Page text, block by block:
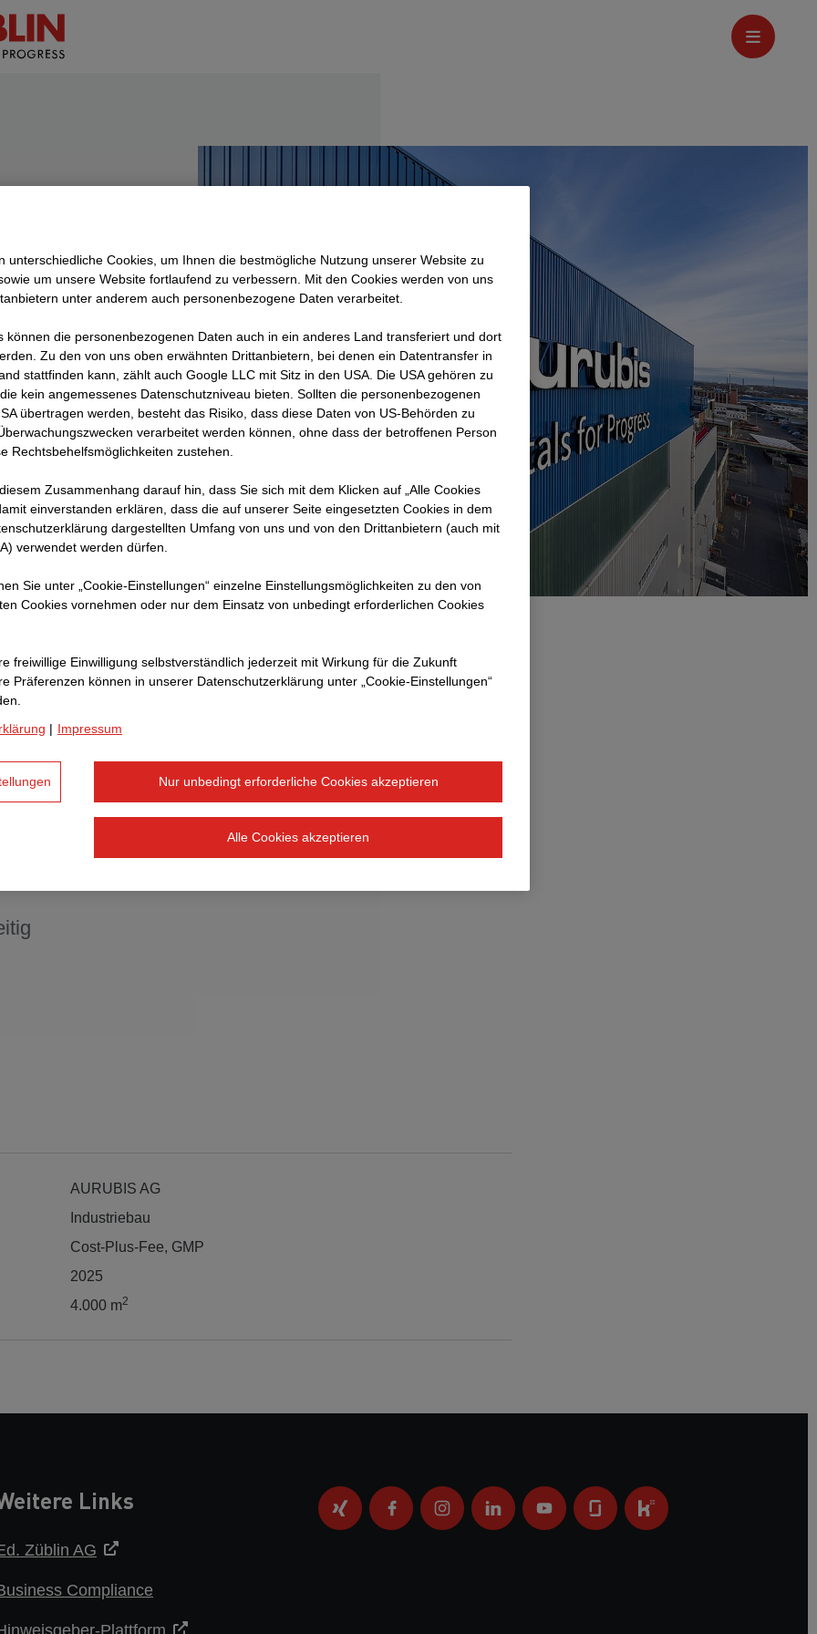
es
AURUBIS AG
Industriebau
Cost-Plus-Fee, GMP
2025
4.000 m2
Links
Züblin AG
Compliance
Plattform
unterschiedliche Cookies, um Ihnen die best­mögliche Nutzung unserer Website zu
um unsere Website fortlaufend zu verbessern. Mit den Cookies werden von uns
unter anderem auch personenbezogene Daten verarbeitet.
können die personenbezogenen Daten auch in ein anderes Land transferiert und dort
Zu den von uns oben erwähnten Drittanbietern, bei denen ein Datentransfer in
stattfinden kann, zählt auch Google LLC mit Sitz in den USA. Die USA gehören zu
kein angemessenes Datenschutzniveau bieten. Sollten die personenbezogenen
übertragen werden, besteht das Risiko, dass diese Daten von US-Behörden zu
verarbeitet werden können, ohne dass der betroffenen Person
Rechtsbehelfsmöglichkeiten zustehen.
Zusammenhang darauf hin, dass Sie sich mit dem Klicken auf „Alle Cookies
ein­ver­standen erklären, dass die auf unserer Seite eingesetzten Cookies in dem
dargestellten Umfang von uns und von den Drittanbietern (auch mit
verwendet werden dürfen.
Sie unter „Cookie-Einstellungen“ einzelne Einstellungsmöglichkeiten zu den von
Cookies vornehmen oder nur dem Einsatz von unbedingt erforderlichen Cookies
freiwillige Einwilligung selbstverständlich jederzeit mit Wirkung für die Zukunft
Prä­fe­renzen können in unserer Datenschutzerklärung unter „Cookie-Einstellungen“
| Impressum
Nur unbedingt erforderliche Cookies akzeptieren
Alle Cookies akzeptieren